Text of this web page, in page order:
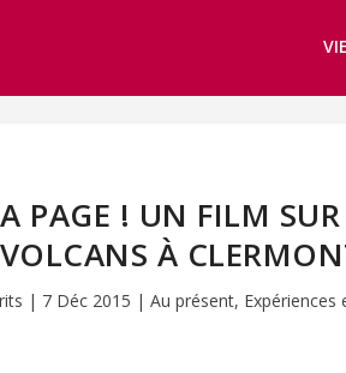
PAGE ! UN FILM
VOLCANS À
| 7 Déc 2015 |Au présent, Expériences